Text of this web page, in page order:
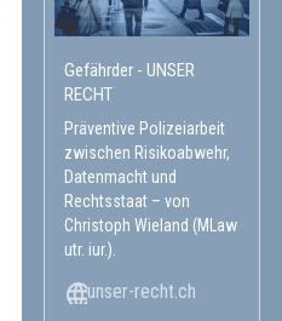
Gefährder - UNSER
RECHT
Präventive Polizeiarbeit
zwischen Risikoabwehr,
Datenmacht und
Rechtsstaat – von
Christoph Wieland (MLaw
utr. iur.).
unser-recht.ch